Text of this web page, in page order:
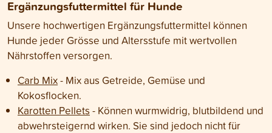
Ergänzungsfuttermittel für Hunde
Unsere hochwertigen Ergänzungsfuttermittel können
Hunde jeder Grösse und Altersstufe mit wertvollen
Nährstoffen versorgen.
Carb Mix- Mix aus Getreide, Gemüse und
Kokosflocken.
Karotten Pellets - Können wurmwidrig, blutbildend und
abwehrsteigernd wirken. Sie sind jedoch nicht für